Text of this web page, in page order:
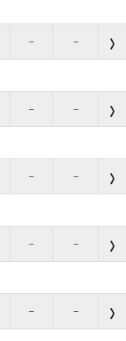
– –
– –
– –
– –
– –